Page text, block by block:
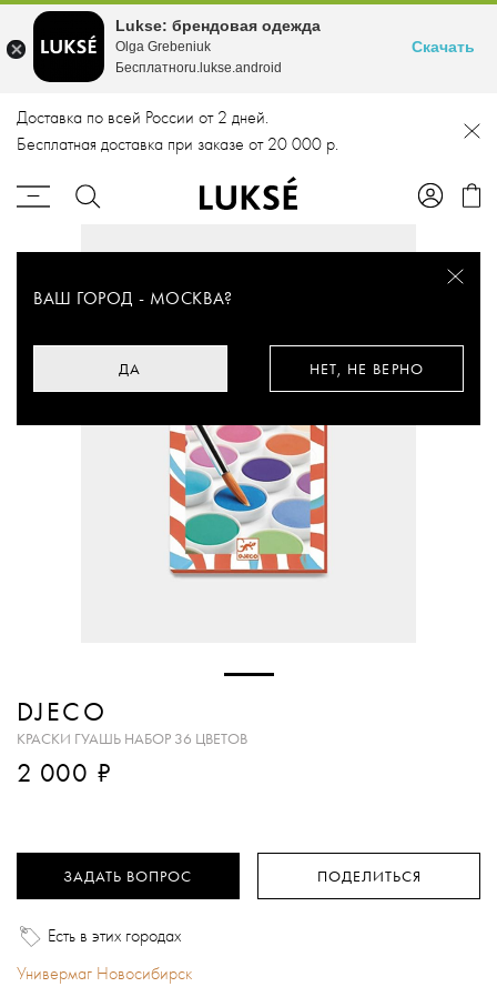
Доставка по всей России от 2 дней.
Бесплатная доставка при заказе от 20 000 р.
ВАШ ГОРОД - МОСКВА?
ДА НЕТ, НЕ ВЕРНО
DJECO
КРАСКИ ГУАШЬ НАБОР 36 ЦВЕТОВ
2 000 ₽
ЗАДАТЬ ВОПРОС ПОДЕЛИТЬСЯ
Есть в этих городах
Универмаг Новосибирск
Lukse: брендовая одежда
Olga Grebeniuk
Бесплатноru.lukse.android
Скачать